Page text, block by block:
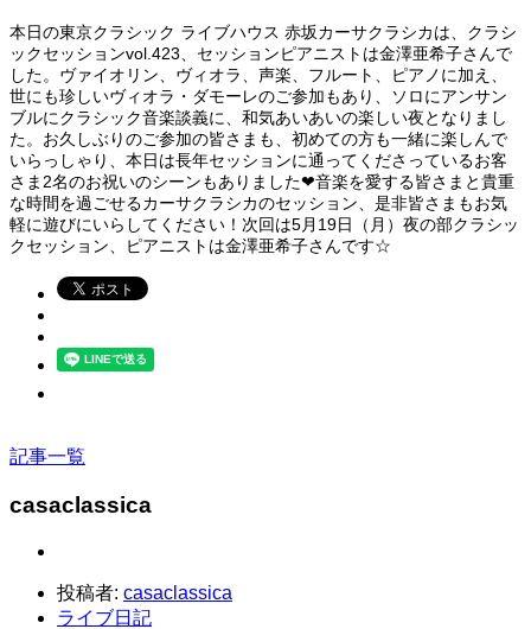
本日の東京クラシック ライブハウス 赤坂カーサクラシカは、クラシ
ックセッションvol.423、セッションピアニストは金澤亜希子さんで
した。ヴァイオリン、ヴィオラ、声楽、フルート、ピアノに加え、
世にも珍しいヴィオラ・ダモーレのご参加もあり、ソロにアンサン
ブルにクラシック音楽談義に、和気あいあいの楽しい夜となりまし
た。お久しぶりのご参加の皆さまも、初めての方も一緒に楽しんで
いらっしゃり、本日は長年セッションに通ってくださっているお客
さま2名のお祝いのシーンもありました❤音楽を愛する皆さまと貴重
な時間を過ごせるカーサクラシカのセッション、是非皆さまもお気
軽に遊びにいらしてください！次回は5月19日（月）夜の部クラシッ
クセッション、ピアニストは金澤亜希子さんです☆
記事一覧
casaclassica
投稿者: casaclassica
ライブ日記